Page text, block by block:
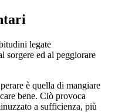
legate
sorgere ed al peggiorare
è quella di mangiare
bene. Ciò provoca
a sufficienza, più